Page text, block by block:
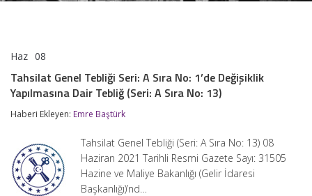
Haz 08
Tebliği
Seri:
Sıra
Yapılmasına
Dair
Tebliğ
Tahsilat Genel Tebliği Seri: A Sıra No: 1’de Değişiklik
Yapılmasına Dair Tebliğ (Seri: A Sıra No: 13)
Haberi Ekleyen: Emre Baştürk
Tahsilat Genel Tebliği (Seri: A Sıra No: 13) 08
Haziran 2021 Tarihli Resmi Gazete Sayı: 31505
Hazine ve Maliye Bakanlığı (Gelir İdaresi
Başkanlığı)’nd…